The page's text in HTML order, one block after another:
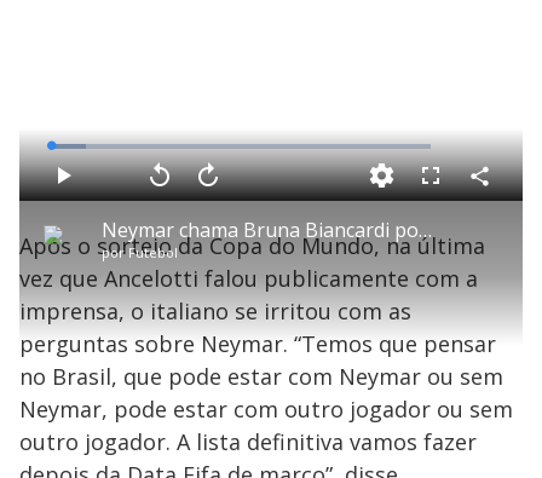
P
l
a
y
Neymar chama Bruna Biancardi por apelido e faz a filha chorar; saiba por quê
por Futebol
P V
t
a
r
0
e
g
n
d
s
A
n
r
1
s
e
u
n
d
o
s
L
o
a
d
e
.
3
8
%
F
c
e
C
o
a
r
Após o sorteio da Copa do Mundo, na última
vez que Ancelotti falou publicamente com a
imprensa, o italiano se irritou com as
perguntas sobre Neymar. “Temos que pensar
no Brasil, que pode estar com Neymar ou sem
Neymar, pode estar com outro jogador ou sem
outro jogador. A lista definitiva vamos fazer